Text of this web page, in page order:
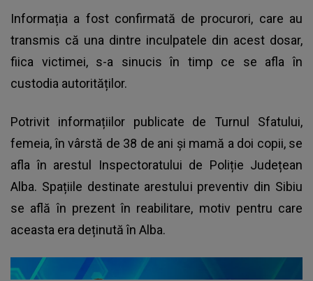
Informația a fost confirmată de procurori, care au
transmis că una dintre inculpatele din acest dosar,
fiica victimei, s-a sinucis în timp ce se afla în
custodia autorităților.
Potrivit informațiilor publicate de Turnul Sfatului,
femeia, în vârstă de 38 de ani și mamă a doi copii, se
afla în arestul Inspectoratului de Poliție Județean
Alba. Spațiile destinate arestului preventiv din Sibiu
se află în prezent în reabilitare, motiv pentru care
aceasta era deținută în Alba.